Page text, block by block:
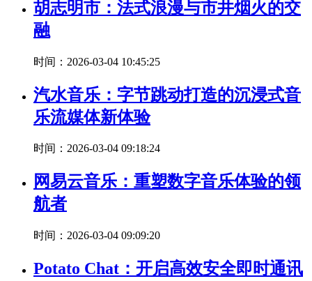
胡志明市：法式浪漫与市井烟火的交
融
时间：2026-03-04 10:45:25
汽水音乐：字节跳动打造的沉浸式音
乐流媒体新体验
时间：2026-03-04 09:18:24
网易云音乐：重塑数字音乐体验的领
航者
时间：2026-03-04 09:09:20
Potato Chat：开启高效安全即时通讯